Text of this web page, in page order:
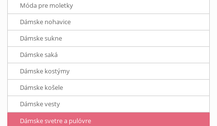
Móda pre moletky
Dámske nohavice
Dámske sukne
Dámske saká
Dámske kostýmy
Dámske košele
Dámske vesty
Dámske svetre a pulóvre